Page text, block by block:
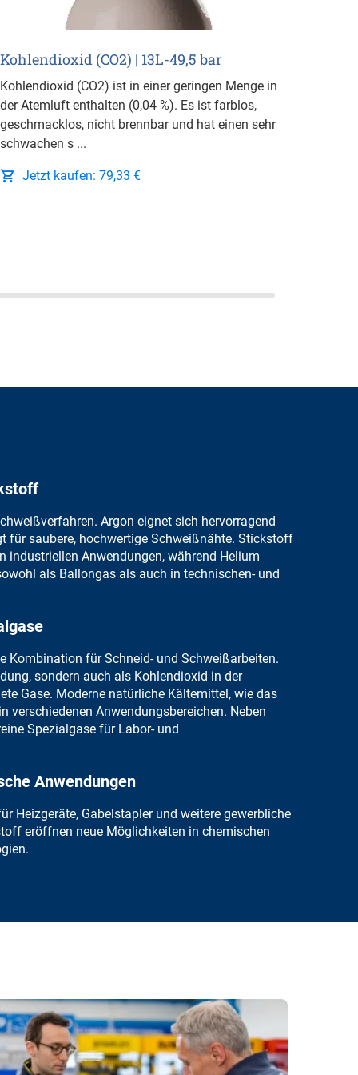
Kohlendioxid (CO2) | 13L-49,5 bar
Kohlendioxid (CO2) ist in einer geringen Menge in
der Atemluft enthalten (0,04 %). Es ist farblos,
geschmacklos, nicht brennbar und hat einen sehr
schwachen s ...
Jetzt kaufen: 79,33 €
Argon eignet sich hervorragend
für saubere, hochwertige Schweißnähte. Stickstoff
industriellen Anwendungen, während Helium
als Ballongas als auch in technischen- und
Kombination für Schneid- und Schweißarbeiten.
sondern auch als Kohlendioxid in der
Gase. Moderne natürliche Kältemittel, wie das
in verschiedenen Anwendungsbereichen. Neben
Spezialgasefür Labor- und
Anwendungen
Heizgeräte, Gabelstapler und weitere gewerbliche
eröffnen neue Möglichkeiten in chemischen